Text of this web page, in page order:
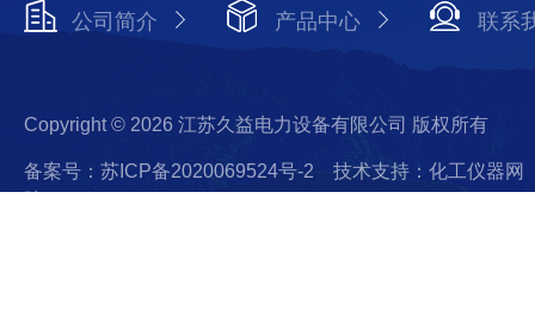
公司简介 产品中心 联系
Copyright © 2026 江苏久益电力设备有限公司 版权所有
备案号：苏ICP备2020069524号-2
技术支持：化工仪器网